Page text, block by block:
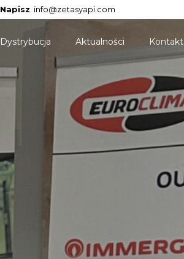
Napisz info@zetasyapi.com
Dystrybucja Aktualności Kontakt